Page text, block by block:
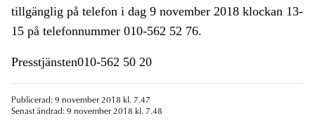
tillgänglig på telefon i dag 9 november 2018 klockan 13-
15 på telefonnummer 010-562 52 76.
Presstjänsten010-562 50 20
Publicerad: 9 november 2018 kl. 7.47
Senast ändrad: 9 november 2018 kl. 7.48